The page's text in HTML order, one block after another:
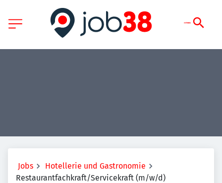
Jobs
Hotellerie und Gastronomie
Restaurantfachkraft/Servicekraft (m/w/d)